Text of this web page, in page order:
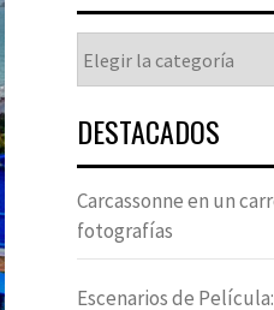
DESTACADOS
Carcassonne en un
fotografías
Escenarios de